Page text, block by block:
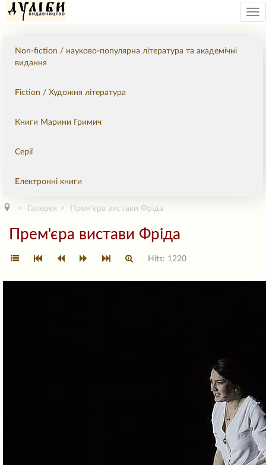
Non-fiction / науково-популярна література та академічні
видання
Fiction / Художня література
Книги Марини Гримич
Серії
Електронні книги
Галерея Прем'єра вистави Фріда
Прем'єра вистави Фріда
Hits: 1220